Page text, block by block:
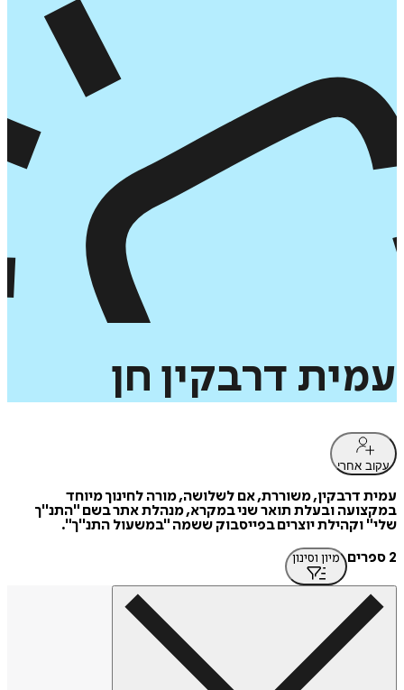
עמית דרבקין חן
עקוב אחרי
עמית דרבקין, משוררת, אם לשלושה, מורה לחינוך מיוחד
במקצועה ובעלת תואר שני במקרא, מנהלת אתר בשם "התנ''ך
שלי" וקהילת יוצרים בפייסבוק ששמה "במשעול התנ''ך".
2 ספרים
מיון וסינון